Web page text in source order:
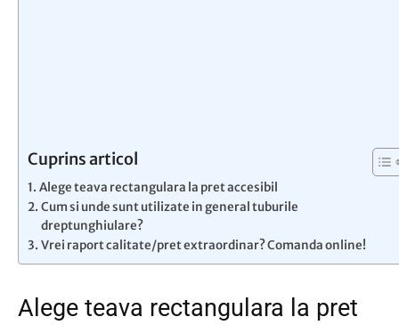
Cuprins articol
Alege teava rectangulara la pret accesibil
Cum si unde sunt utilizate in general tuburile
dreptunghiulare?
Vrei raport calitate/pret extraordinar? Comanda online!
Alege teava rectangulara la pret